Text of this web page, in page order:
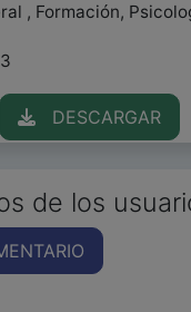
, Formación,
DESCARGAR
de los